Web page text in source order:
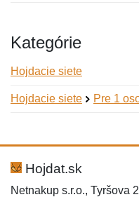
Kategórie
Hojdacie siete
Hojdacie siete Pre 1
Hodnotenie:
Meno:
Hojdat.sk
Netnakup s.r.o., Tyršova